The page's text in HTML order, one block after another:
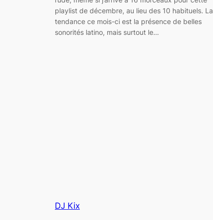
playlist de décembre, au lieu des 10 habituels. La
tendance ce mois-ci est la présence de belles
sonorités latino, mais surtout le…
DJ Kix